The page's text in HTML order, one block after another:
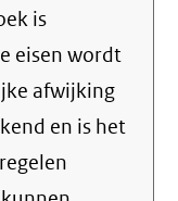
is
eisen wordt
afwijking
en is het